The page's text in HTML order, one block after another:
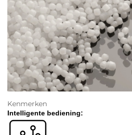
Kenmerken
Intelligente bediening: